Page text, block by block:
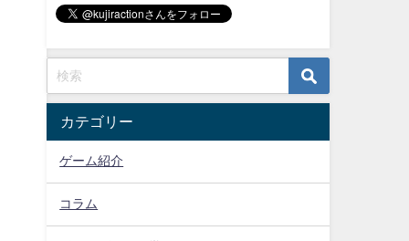
カテゴリー
ゲーム紹介
コラム